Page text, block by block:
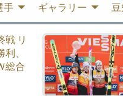
手 ギャラリー
戦 リ
、
総合